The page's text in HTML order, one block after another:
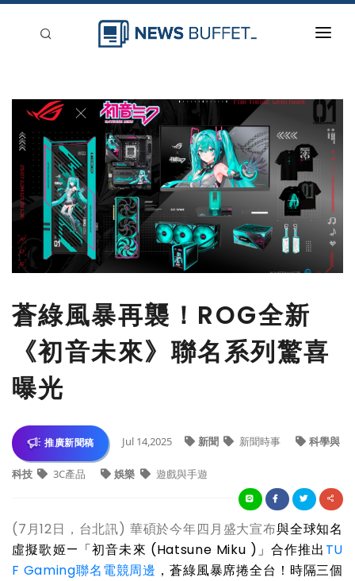
新聞稿分類
登入
刊登
蒼綠風暴再襲！ROG全新
《初音未來》聯名系列驚喜
曝光
推廣新聞稿 Jul 14,2025 新聞 新聞時事 科學與
科技 3C產品 娛樂 遊戲與手遊
(7月12日，台北訊) 華碩於今年四月盛大宣布與全球知名
虛擬歌姬—「初音未來 (Hatsune Miku )」合作推出 TU
F Gaming聯名電競周邊 ，蒼綠風暴席捲全台！時隔三個